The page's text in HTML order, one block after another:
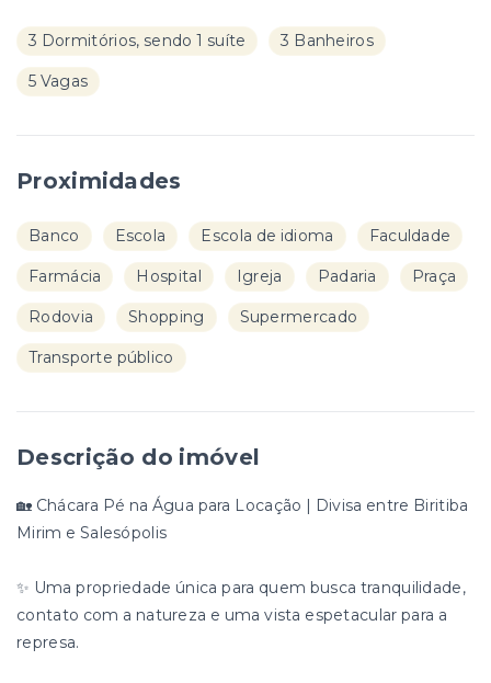
3 Dormitórios, sendo 1 suíte 3 Banheiros
5 Vagas
Proximidades
Banco Escola Escola de idioma Faculdade
Farmácia Hospital Igreja Padaria Praça
Rodovia Shopping Supermercado
Transporte público
Descrição do imóvel
🏡 Chácara Pé na Água para Locação | Divisa entre Biritiba
Mirim e Salesópolis
✨ Uma propriedade única para quem busca tranquilidade,
contato com a natureza e uma vista espetacular para a
represa.